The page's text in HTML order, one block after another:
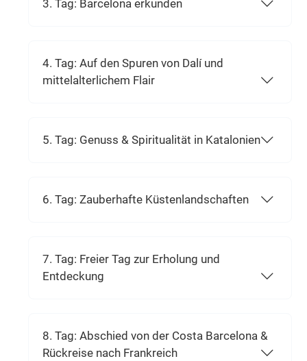
3. Tag: Barcelona erkunden
4. Tag: Auf den Spuren von Dalí und
mittelalterlichem Flair
5. Tag: Genuss & Spiritualität in Katalonien
6. Tag: Zauberhafte Küstenlandschaften
7. Tag: Freier Tag zur Erholung und
Entdeckung
8. Tag: Abschied von der Costa Barcelona &
Rückreise nach Frankreich